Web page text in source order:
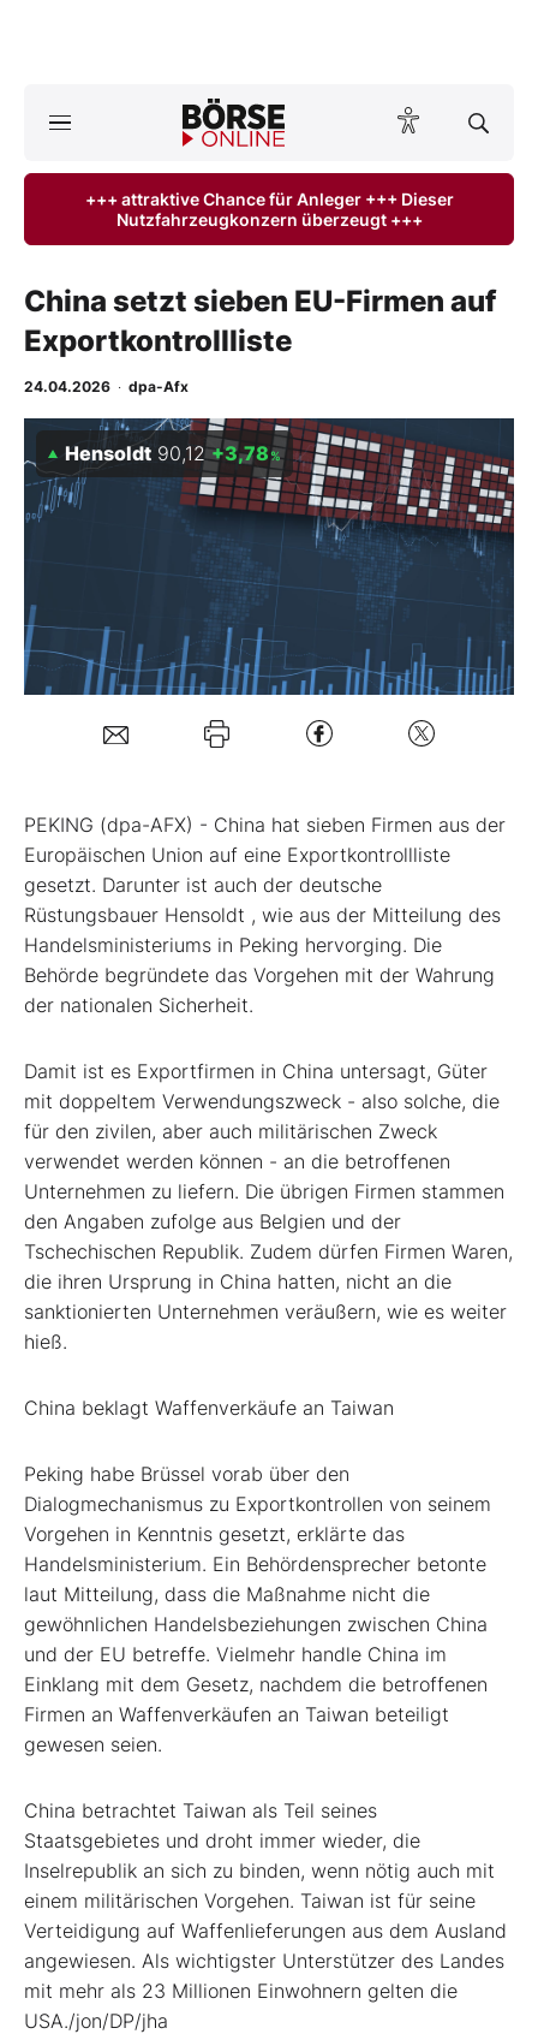
ktuelle Ausgabe BÖRSE ONLINE lesen
Anlageprodukte
Finanz-Check
Abo & Shop
BO-Musterdepots
Mein Konto
Folgen Sie uns
Kontakt
+++ attraktive Chance für Anleger +++ Dieser
Nutzfahrzeugkonzern überzeugt +++
China setzt sieben EU-Firmen auf
Exportkontrollliste
24.04.2026 · dpa-Afx
Hensoldt 90,12 +3,78%
PEKING (dpa-AFX) - China hat sieben Firmen aus der
Europäischen Union auf eine Exportkontrollliste
gesetzt. Darunter ist auch der deutsche
Rüstungsbauer Hensoldt , wie aus der Mitteilung des
Handelsministeriums in Peking hervorging. Die
Behörde begründete das Vorgehen mit der Wahrung
der nationalen Sicherheit.
Damit ist es Exportfirmen in China untersagt, Güter
mit doppeltem Verwendungszweck - also solche, die
für den zivilen, aber auch militärischen Zweck
verwendet werden können - an die betroffenen
Unternehmen zu liefern. Die übrigen Firmen stammen
den Angaben zufolge aus Belgien und der
Tschechischen Republik. Zudem dürfen Firmen Waren,
die ihren Ursprung in China hatten, nicht an die
sanktionierten Unternehmen veräußern, wie es weiter
hieß.
China beklagt Waffenverkäufe an Taiwan
Peking habe Brüssel vorab über den
Dialogmechanismus zu Exportkontrollen von seinem
Vorgehen in Kenntnis gesetzt, erklärte das
Handelsministerium. Ein Behördensprecher betonte
laut Mitteilung, dass die Maßnahme nicht die
gewöhnlichen Handelsbeziehungen zwischen China
und der EU betreffe. Vielmehr handle China im
Einklang mit dem Gesetz, nachdem die betroffenen
Firmen an Waffenverkäufen an Taiwan beteiligt
gewesen seien.
China betrachtet Taiwan als Teil seines
Staatsgebietes und droht immer wieder, die
Inselrepublik an sich zu binden, wenn nötig auch mit
einem militärischen Vorgehen. Taiwan ist für seine
Verteidigung auf Waffenlieferungen aus dem Ausland
angewiesen. Als wichtigster Unterstützer des Landes
mit mehr als 23 Millionen Einwohnern gelten die
USA./jon/DP/jha